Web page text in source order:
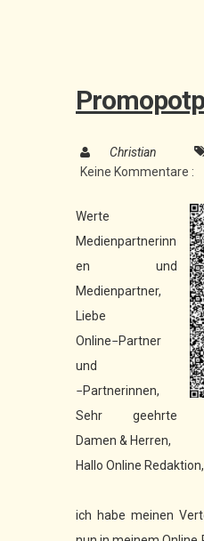
Christian
Keine Kommentare :
Werte
Medienpartnerinn
en und
Medienpartner,
Liebe
Online−Partner
und
−Partnerinnen,
Sehr geehrte
Damen & Herren,
Hallo Online Redaktion,
ich habe meinen